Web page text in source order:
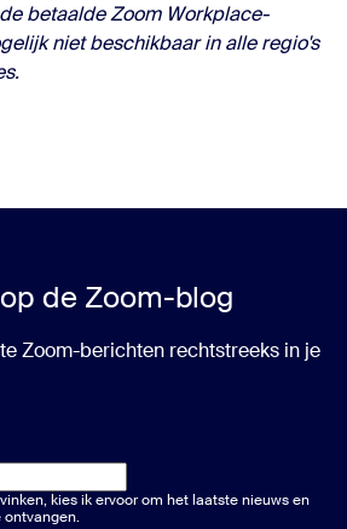
betaalde Zoom Workplace-
niet beschikbaar in alle regio's
de Zoom-blog
Zoom-berichten rechtstreeks in je
*
kies ik ervoor om het laatste nieuws en
ontvangen.